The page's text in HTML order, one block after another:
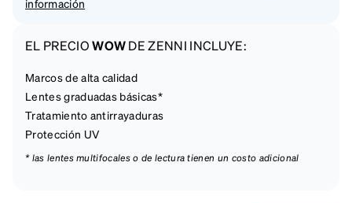
información
EL PRECIOWOWDE ZENNI INCLUYE:
Marcos de alta calidad
Lentes graduadas básicas*
Tratamiento antirrayaduras
Protección UV
* las lentes multifocales o de lectura tienen un costo adicional